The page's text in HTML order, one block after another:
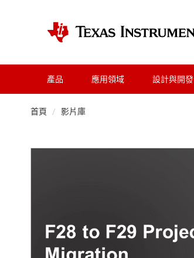
產品 應用領域 設計與開發
首頁 影片庫